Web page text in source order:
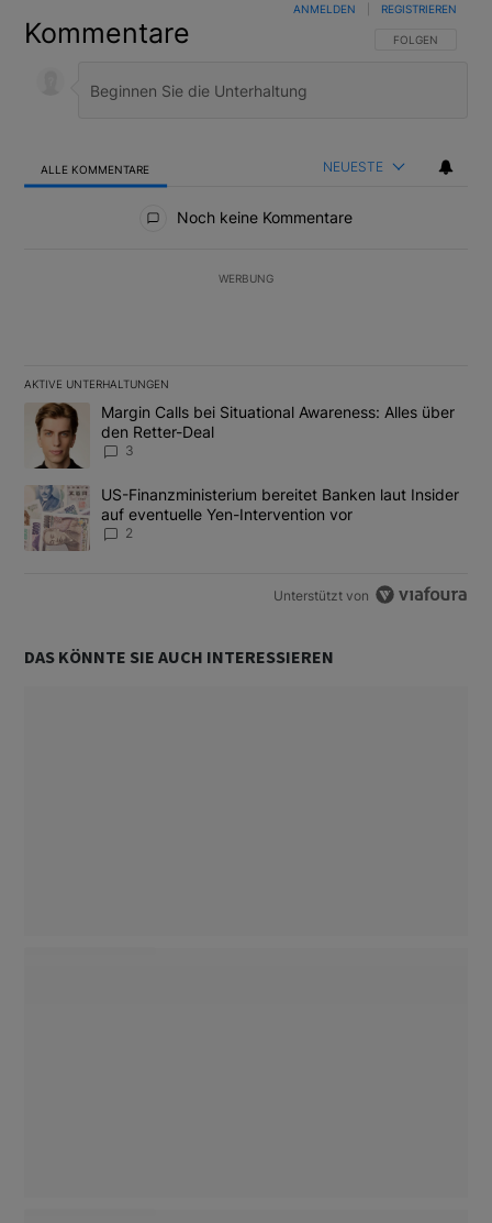
Kommentare FOLGE DIESER
FOLGEN
ANMELDEN REGISTRIEREN
ALLE KOMMENTARE NEUESTE
Noch keine Kommentare
WERBUNG
AKTIVE UNTERHALTUNGEN
Das Folgende ist eine Liste der am meisten kommentierten
Ein Trendartikel mit dem Titel "Margin Calls bei Situational
Margin Calls bei Situational Awareness: Alles über
den Retter-Deal
3
Ein Trendartikel mit dem Titel "US-Finanzministerium bereitet
US-Finanzministerium bereitet Banken laut Insider
auf eventuelle Yen-Intervention vor
2
Unterstützt von
DAS KÖNNTE SIE AUCH INTERESSIEREN